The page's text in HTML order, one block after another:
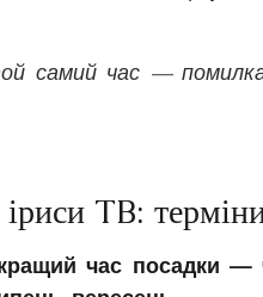
самий час —
TB:
час посадки —